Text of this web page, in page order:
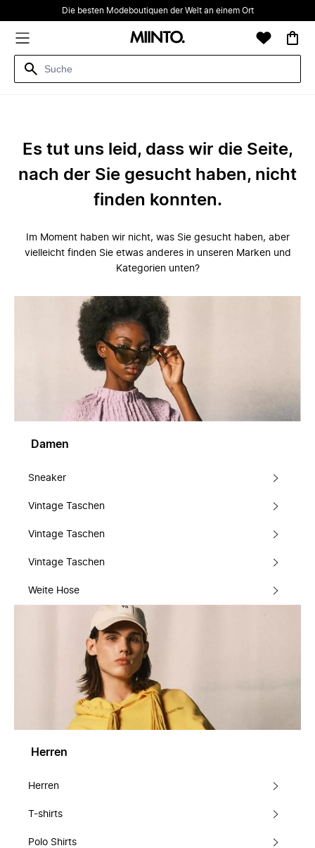
Die besten Modeboutiquen der Welt an einem Ort
Es tut uns leid, dass wir die Seite,
nach der Sie gesucht haben, nicht
finden konnten.
Im Moment haben wir nicht, was Sie gesucht haben, aber
vielleicht finden Sie etwas anderes in unseren Marken und
Kategorien unten?
Damen
Sneaker
Vintage Taschen
Vintage Taschen
Vintage Taschen
Weite Hose
Herren
Herren
T-shirts
Polo Shirts